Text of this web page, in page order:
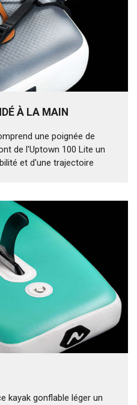
À LA MAIN
une poignée de
de l'Uptown 100 Lite un
et d'une trajectoire
kayak gonflable léger un